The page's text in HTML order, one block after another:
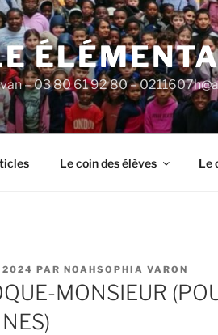
– 03 80 61 92 80 –
Le coin des élèves Le
2024 PAR NOAHSOPHIA VARON
MONSIEUR